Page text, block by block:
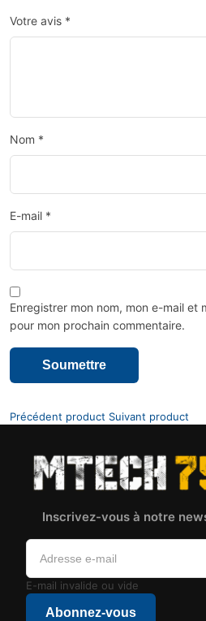
Votre avis *
Nom *
E-mail *
Enregistrer mon nom, mon e-mail et
pour mon prochain commentaire.
Précédent product Suivant product
Inscrivez-vous à notre
E-mail invalide ou vide
Abonnez-vous